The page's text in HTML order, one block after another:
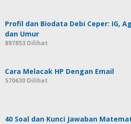
Profil dan Biodata Debi Ceper: IG,
dan Umur
897853 Dilihat
Cara Melacak HP Dengan Email
570630 Dilihat
40 Soal dan Kunci Jawaban